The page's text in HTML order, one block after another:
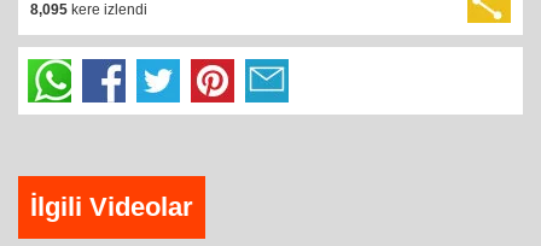
8,095 kere izlendi
İlgili Videolar